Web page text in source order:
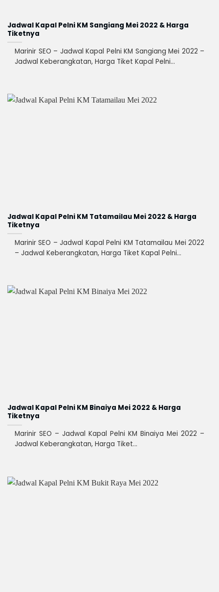
Jadwal Kapal Pelni KM Sangiang Mei 2022 & Harga
Tiketnya
Marinir SEO – Jadwal Kapal Pelni KM Sangiang Mei 2022 –
Jadwal Keberangkatan, Harga Tiket Kapal Pelni...
Jadwal Kapal Pelni KM Tatamailau Mei 2022 & Harga
Tiketnya
Marinir SEO – Jadwal Kapal Pelni KM Tatamailau Mei 2022
– Jadwal Keberangkatan, Harga Tiket Kapal Pelni...
Jadwal Kapal Pelni KM Binaiya Mei 2022 & Harga
Tiketnya
Marinir SEO – Jadwal Kapal Pelni KM Binaiya Mei 2022 –
Jadwal Keberangkatan, Harga Tiket...